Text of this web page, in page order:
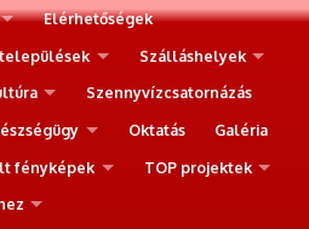
Elérhetőségek
Szálláshelyek
Szennyvízcsatornázás
Oktatás
Galéria
fényképek
TOP projektek